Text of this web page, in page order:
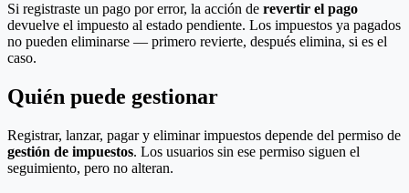
Si registraste un pago por error, la acción de revertir el pago
devuelve el impuesto al estado pendiente. Los impuestos ya pagados
no pueden eliminarse — primero revierte, después elimina, si es el
caso.
Quién puede gestionar
Registrar, lanzar, pagar y eliminar impuestos depende del permiso de
gestión de impuestos. Los usuarios sin ese permiso siguen el
seguimiento, pero no alteran.